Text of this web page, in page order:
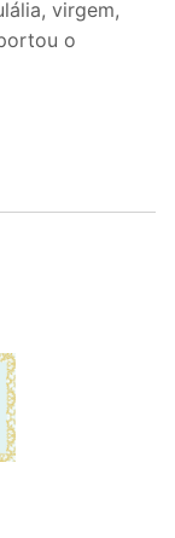
virgem,
o